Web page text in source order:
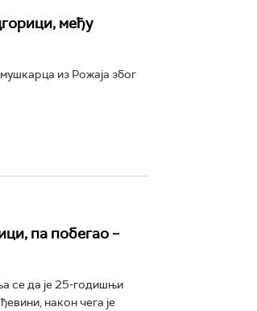
међу
из Рожаја због
па побегао –
се да је 25-годишњи
након чега је